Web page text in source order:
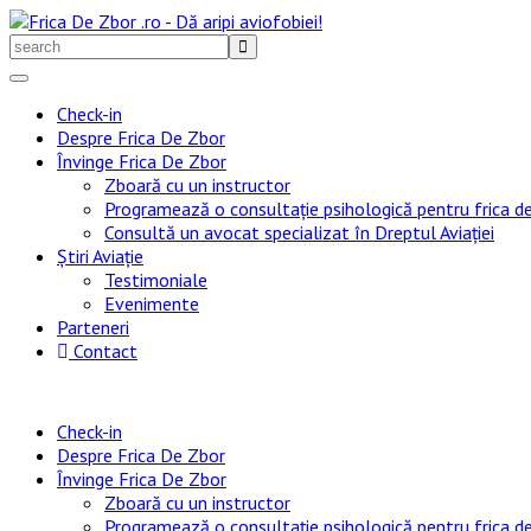
Skip
to
Search
Check-in
Despre Frica De Zbor
Învinge Frica De Zbor
Zboară cu un instructor
Programează o consultație psihologică pentru frica
Consultă un avocat specializat în Dreptul Aviației
Știri Aviație
Testimoniale
Evenimente
Parteneri
Contact
Check-in
Despre Frica De Zbor
Învinge Frica De Zbor
Zboară cu un instructor
Programează o consultație psihologică pentru frica